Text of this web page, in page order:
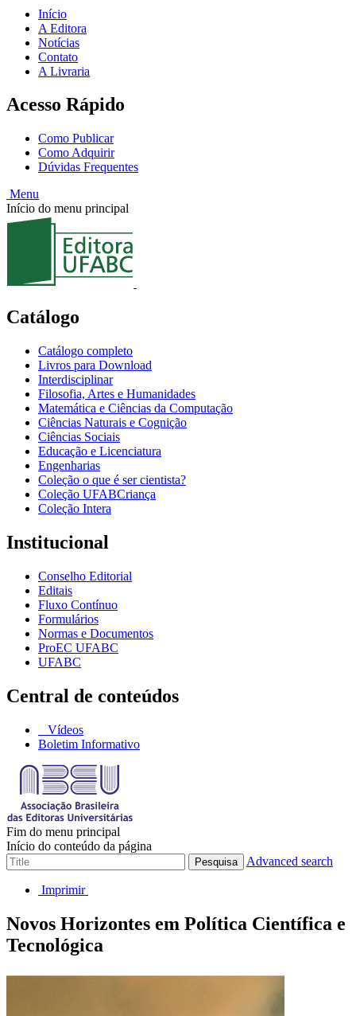
Início
A Editora
Notícias
Contato
A Livraria
Acesso Rápido
Como Publicar
Como Adquirir
Dúvidas Frequentes
Menu
Início do menu principal
Catálogo
Catálogo completo
Livros para Download
Interdisciplinar
Filosofia, Artes e Humanidades
Matemática e Ciências da Computação
Ciências Naturais e Cognição
Ciências Sociais
Educação e Licenciatura
Engenharias
Coleção o que é ser cientista?
Coleção UFABCriança
Coleção Intera
Institucional
Conselho Editorial
Editais
Fluxo Contínuo
Formulários
Normas e Documentos
ProEC UFABC
UFABC
Central de conteúdos
Vídeos
Boletim Informativo
Fim do menu principal
Início do conteúdo da página
Pesquisa Advanced search
Imprimir
Novos Horizontes em Política Científica e
Tecnológica